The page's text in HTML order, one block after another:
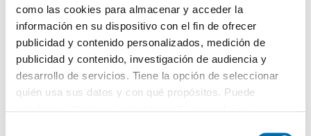
como las cookies para almacenar y acceder la
información en su dispositivo con el fin de ofrecer
publicidad y contenido personalizados, medición de
publicidad y contenido, investigación de audiencia y
desarrollo de servicios. Tiene la opción de seleccionar
quién usa sus datos y con qué propósitos. Puede
130m2 4 Hab 2 Baños
Posío, Ourense
Llamar
Contactar